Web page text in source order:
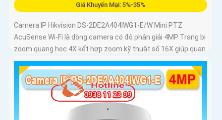
Giá Khuyến Mại: 5%-35%
Camera IP Hikvision DS-2DE2A404IWG1-E/W Mini PTZ
AcuSense Wi-Fi là dòng camera có độ phân giải 4MP Trang bị
zoom quang học 4X kết hợp zoom kỹ thuật số 16X giúp quan
sát rõ các đối tượng ở khoảng cách xa